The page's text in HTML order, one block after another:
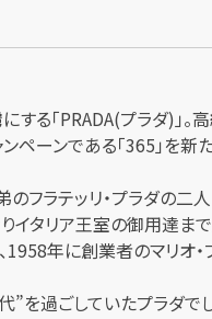
にする「PRADA(プラダ)
ペーンである「365」
フラテッリ・プラダの
タリア王室の御用達ま
年に創業者のマリオ
過ごしていたプラダで